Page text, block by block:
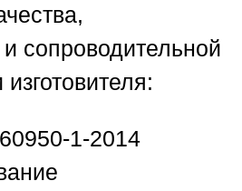
сопроводительной
1-2014